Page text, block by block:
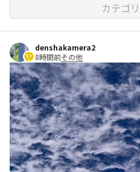
カテゴ
denshakamera2
8時間前その他